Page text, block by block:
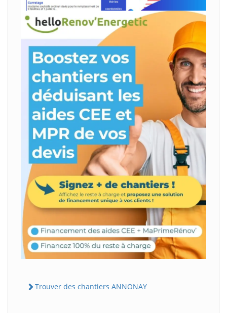
Trouver des chantiers ANNONAY